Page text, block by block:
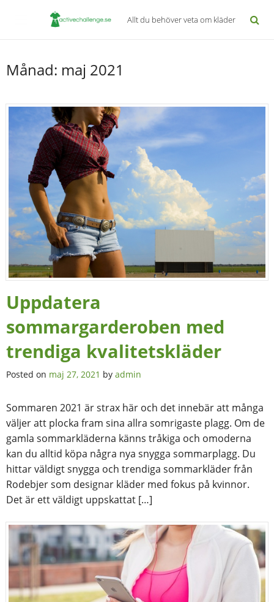
Allt du behöver veta om kläder
Månad: maj 2021
Uppdatera
sommargarderoben med
trendiga kvalitetskläder
Posted on maj 27, 2021 by admin
Sommaren 2021 är strax här och det innebär att många
väljer att plocka fram sina allra somrigaste plagg. Om de
gamla sommarkläderna känns tråkiga och omoderna
kan du alltid köpa några nya snygga sommarplagg. Du
hittar väldigt snygga och trendiga sommarkläder från
Rodebjer som designar kläder med fokus på kvinnor.
Det är ett väldigt uppskattat […]